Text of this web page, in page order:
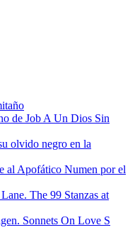
de Job A Un Dios Sin
olvido negro en la
al Apofático Numen por el
The 99 Stanzas at
Sonnets On Love S